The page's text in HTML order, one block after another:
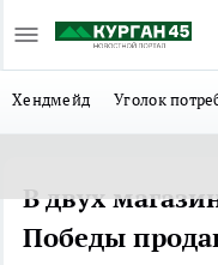
Хендмейд Уголок
В двух
Победы